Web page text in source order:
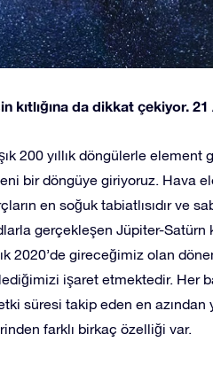
da dikkat çekiyor. 21
200 yıllık döngülerle element
bir döngüye giriyoruz. Hava
en soğuk tabiatlısıdır ve
gerçekleşen Jüpiter-
2020’de gireceğimiz olan
işaret etmektedir. Her
süresi takip eden en azından
farklı birkaç özelliği var.